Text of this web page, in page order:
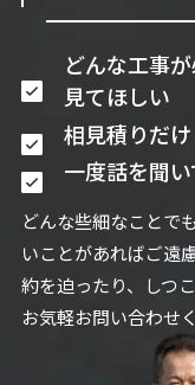
どんな工事
見てほしい
相見積りだ
一度話を聞
どんな些細なことで
いことがあればご遠
約を迫ったり、しつ
お気軽お問い合わせ